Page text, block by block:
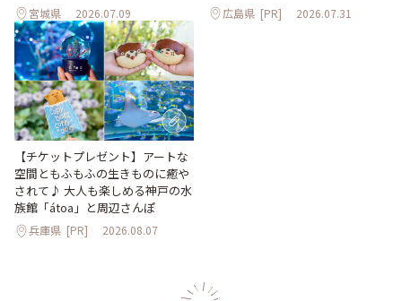
宮城県 2026.07.09 広島県 [PR] 2026.07.31
【チケットプレゼント】アートな
空間ともふもふの生きものに癒や
されて♪ 大人も楽しめる神戸の水
族館「átoa」と周辺さんぽ
兵庫県 [PR] 2026.08.07